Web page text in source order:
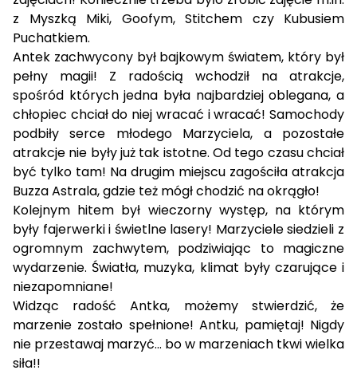
z Myszką Miki, Goofym, Stitchem czy Kubusiem
Puchatkiem.
Antek zachwycony był bajkowym światem, który był
pełny magii! Z radością wchodził na atrakcje,
spośród których jedna była najbardziej oblegana, a
chłopiec chciał do niej wracać i wracać! Samochody
podbiły serce młodego Marzyciela, a pozostałe
atrakcje nie były już tak istotne. Od tego czasu chciał
być tylko tam! Na drugim miejscu zagościła atrakcja
Buzza Astrala, gdzie też mógł chodzić na okrągło!
Kolejnym hitem był wieczorny występ, na którym
były fajerwerki i świetlne lasery! Marzyciele siedzieli z
ogromnym zachwytem, podziwiając to magiczne
wydarzenie. Światła, muzyka, klimat były czarujące i
niezapomniane!
Widząc radość Antka, możemy stwierdzić, że
marzenie zostało spełnione! Antku, pamiętaj! Nigdy
nie przestawaj marzyć… bo w marzeniach tkwi wielka
siła!!